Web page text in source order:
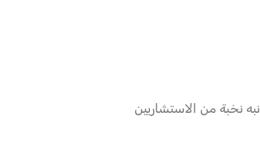
نخبة من الاستشاريين